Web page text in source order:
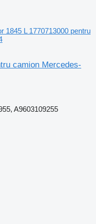
1845 L 1770713000 pentru
camion Mercedes-
A9603109255